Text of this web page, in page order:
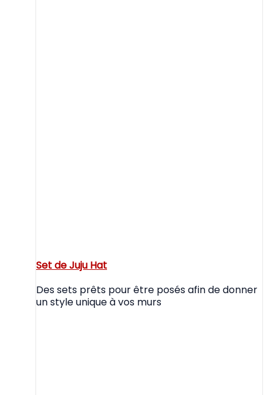
Set de Juju Hat
Des sets prêts pour être posés afin de donner
un style unique à vos murs